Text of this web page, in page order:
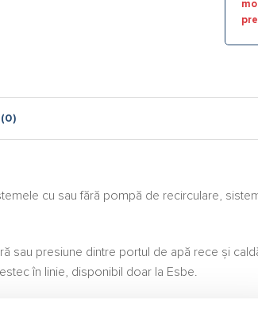
(0)
cu sau fără pompă de recirculare,
sau presiune dintre portul de apă rece şi
în linie, disponibil doar la Esbe.